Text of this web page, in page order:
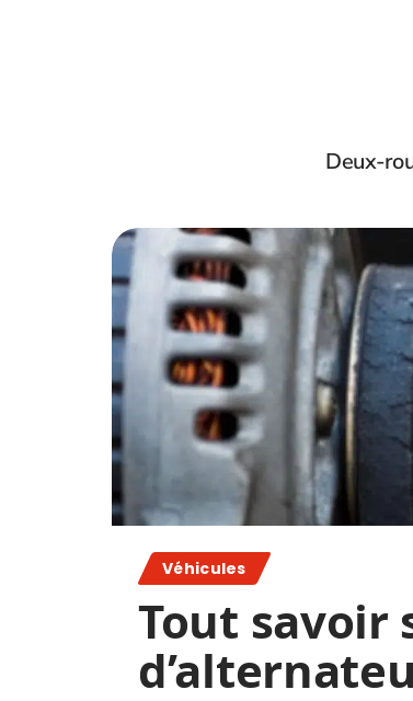
Deux-
Véhicules
Tout savoir